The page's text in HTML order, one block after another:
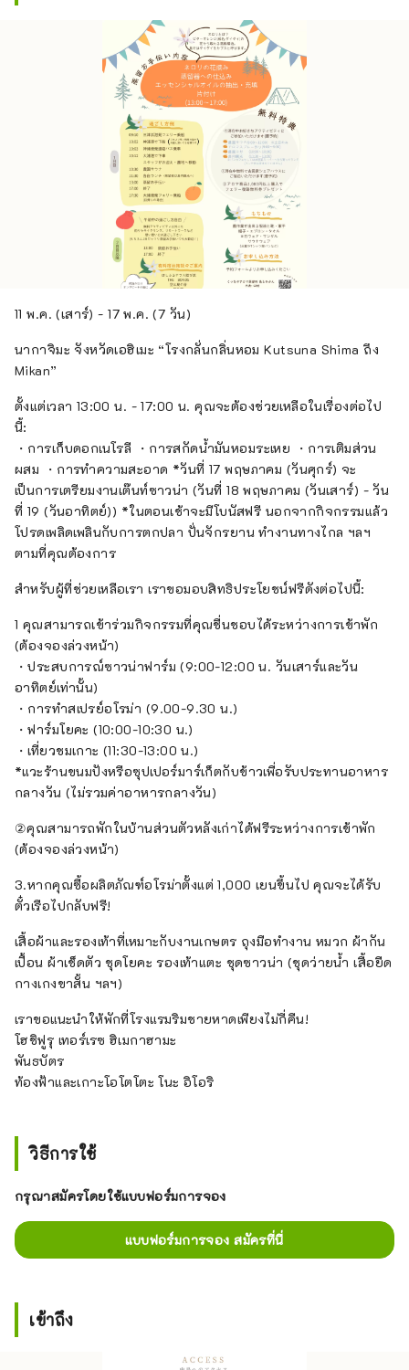
11 พ.ค. (เสาร์) - 17 พ.ค. (7 วัน)
นากาจิมะ จังหวัดเอฮิเมะ “โรงกลั่นกลิ่นหอม Kutsuna Shima ถึง
Mikan”
ตั้งแต่เวลา 13:00 น. - 17:00 น. คุณจะต้องช่วยเหลือในเรื่องต่อไป
นี้:
・การเก็บดอกเนโรลี ・การสกัดน้ำมันหอมระเหย ・การเติมส่วน
ผสม ・การทำความสะอาด *วันที่ 17 พฤษภาคม (วันศุกร์) จะ
เป็นการเตรียมงานเต๊นท์ซาวน่า (วันที่ 18 พฤษภาคม (วันเสาร์) - วัน
ที่ 19 (วันอาทิตย์)) *ในตอนเช้าจะมีโบนัสฟรี นอกจากกิจกรรมแล้ว
โปรดเพลิดเพลินกับการตกปลา ปั่นจักรยาน ทำงานทางไกล ฯลฯ
ตามที่คุณต้องการ
สำหรับผู้ที่ช่วยเหลือเรา เราขอมอบสิทธิประโยชน์ฟรีดังต่อไปนี้:
1 คุณสามารถเข้าร่วมกิจกรรมที่คุณชื่นชอบได้ระหว่างการเข้าพัก
(ต้องจองล่วงหน้า)
・ประสบการณ์ซาวน่าฟาร์ม (9:00-12:00 น. วันเสาร์และวัน
อาทิตย์เท่านั้น)
・การทำสเปรย์อโรม่า (9.00-9.30 น.)
・ฟาร์มโยคะ (10:00-10:30 น.)
・เที่ยวชมเกาะ (11:30-13:00 น.)
*แวะร้านขนมปังหรือซุปเปอร์มาร์เก็ตกับข้าวเพื่อรับประทานอาหาร
กลางวัน (ไม่รวมค่าอาหารกลางวัน)
②คุณสามารถพักในบ้านส่วนตัวหลังเก่าได้ฟรีระหว่างการเข้าพัก
(ต้องจองล่วงหน้า)
3.หากคุณซื้อผลิตภัณฑ์อโรม่าตั้งแต่ 1,000 เยนขึ้นไป คุณจะได้รับ
ตั๋วเรือไปกลับฟรี!
เสื้อผ้าและรองเท้าที่เหมาะกับงานเกษตร ถุงมือทำงาน หมวก ผ้ากัน
เปื้อน ผ้าเช็ดตัว ชุดโยคะ รองเท้าแตะ ชุดซาวน่า (ชุดว่ายน้ำ เสื้อยืด
กางเกงขาสั้น ฯลฯ)
เราขอแนะนำให้พักที่โรงแรมริมชายหาดเพียงไม่กี่คืน!
โฮชิฟูรุ เทอร์เรซ ฮิเมกาฮามะ
พันธบัตร
ท้องฟ้าและเกาะโอโตโตะ โนะ อิโอริ
วิธีการใช้
กรุณาสมัครโดยใช้แบบฟอร์มการจอง
แบบฟอร์มการจอง สมัครที่นี่
เข้าถึง